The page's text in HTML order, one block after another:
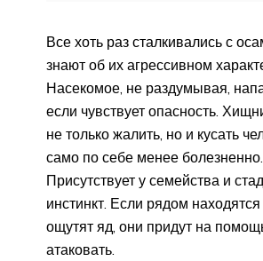
Все хоть раз сталкивались с
знают об их агрессивном
Насекомое, не раздумывая,
если чувствует опасность.
не только жалить, но и кусать
само по себе менее болезненно.
Присутствует у семейства и
инстинкт. Если рядом
ощутят яд, они придут на
атаковать.